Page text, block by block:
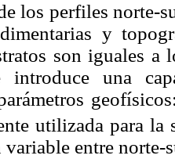
los perfiles norte-
y
son iguales
introduce una
utilizada para la
entre norte-